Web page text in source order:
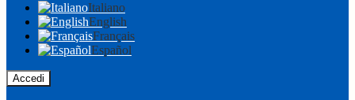
Italiano
English
Français
Español
Accedi